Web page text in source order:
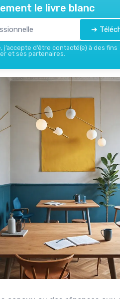
le livre blanc
➔
d’être contacté(e) à des fins
et ses partenaires.